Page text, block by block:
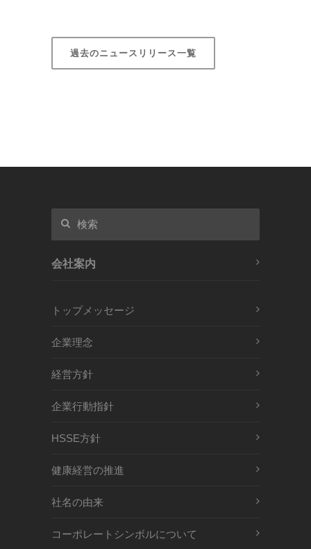
過去のニュースリリース一覧
会社案内
トップメッセージ
企業理念
経営方針
企業行動指針
HSSE方針
健康経営の推進
社名の由来
コーポレートシンボルについて